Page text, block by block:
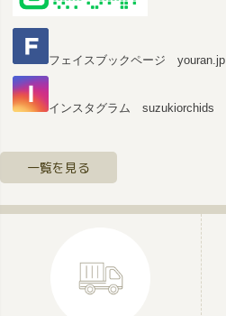
フェイスブックページ youran.jp
インスタグラム suzukiorchids
一覧を見る